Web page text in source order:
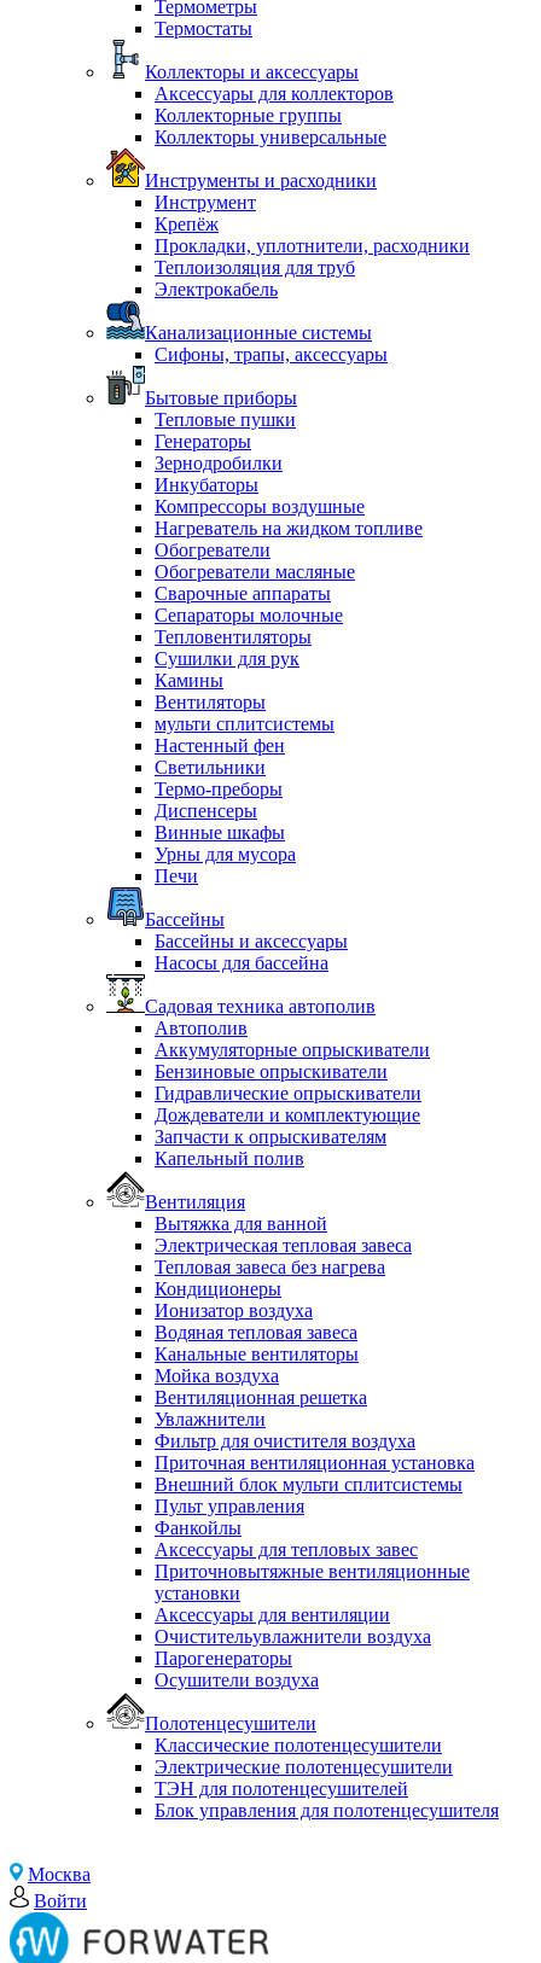
Термометры
Термостаты
Коллекторы и аксессуары
Аксессуары для коллекторов
Коллекторные группы
Коллекторы универсальные
Инструменты и расходники
Инструмент
Крепёж
Прокладки, уплотнители, расходники
Теплоизоляция для труб
Электрокабель
Канализационные системы
Сифоны, трапы, аксессуары
Бытовые приборы
Тепловые пушки
Генераторы
Зернодробилки
Инкубаторы
Компрессоры воздушные
Нагреватель на жидком топливе
Обогреватели
Обогреватели масляные
Сварочные аппараты
Сепараторы молочные
Тепловентиляторы
Сушилки для рук
Камины
Вентиляторы
мульти сплитсистемы
Настенный фен
Светильники
Термо-преборы
Диспенсеры
Винные шкафы
Урны для мусора
Печи
Бассейны
Бассейны и аксессуары
Насосы для бассейна
Садовая техника автополив
Автополив
Аккумуляторные опрыскиватели
Бензиновые опрыскиватели
Гидравлические опрыскиватели
Дождеватели и комплектующие
Запчасти к опрыскивателям
Капельный полив
Вентиляция
Вытяжка для ванной
Электрическая тепловая завеса
Тепловая завеса без нагрева
Кондиционеры
Ионизатор воздуха
Водяная тепловая завеса
Канальные вентиляторы
Мойка воздуха
Вентиляционная решетка
Увлажнители
Фильтр для очистителя воздуха
Приточная вентиляционная установка
Внешний блок мульти сплитсистемы
Пульт управления
Фанкойлы
Аксессуары для тепловых завес
Приточновытяжные вентиляционные
установки
Аксессуары для вентиляции
Очистительувлажнители воздуха
Парогенераторы
Осушители воздуха
Полотенцесушители
Классические полотенцесушители
Электрические полотенцесушители
ТЭН для полотенцесушителей
Блок управления для полотенцесушителя
Москва
Войти